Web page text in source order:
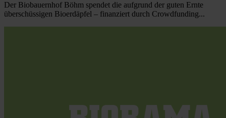
Der Biobauernhof Böhm spendet die aufgrund der guten Ernte
überschüssigen Bioerdäpfel – finanziert durch Crowdfunding...